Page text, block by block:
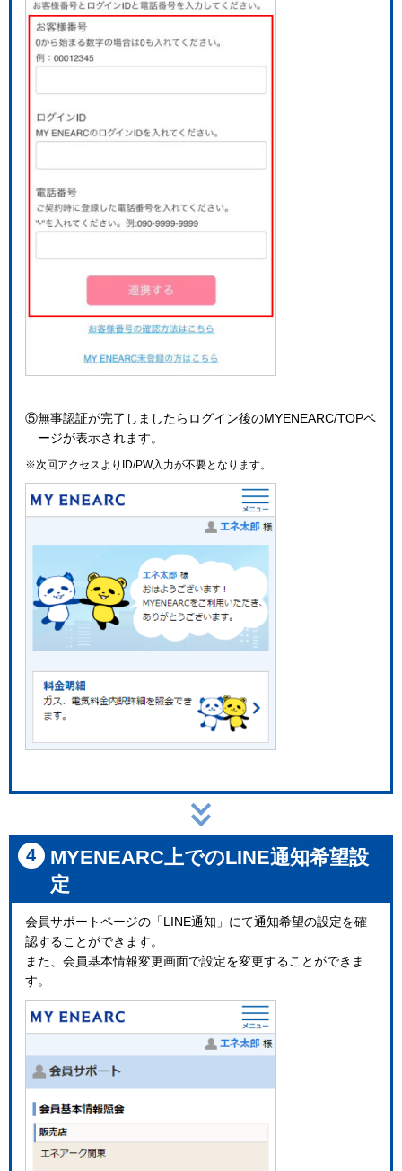
⑤無事認証が完了しましたらログイン後のMYENEARC/TOPペ
ージが表示されます。
※次回アクセスよりID/PW入力が不要となります。
4
MYENEARC上でのLINE通知希望設
定
会員サポートページの「LINE通知」にて通知希望の設定を確
認することができます。
また、会員基本情報変更画面で設定を変更することができま
す。